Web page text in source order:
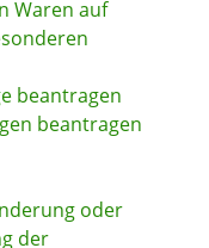
Waren auf
beantragen
beantragen
oder
der